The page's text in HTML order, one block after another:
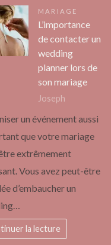
MARIAGE
L’importance
de contacter un
wedding
planner lors de
son mariage
Joseph
un événement aussi
que votre mariage
extrêmement
Vous avez peut-être
d’embaucher un
la lecture